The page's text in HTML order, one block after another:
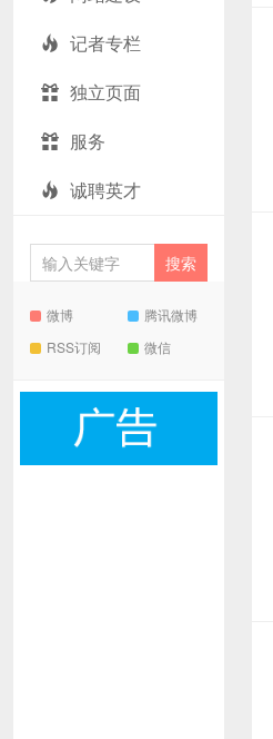
记者专栏
独立页面
服务
诚聘英才
微博
腾讯微博
RSS订阅
微信